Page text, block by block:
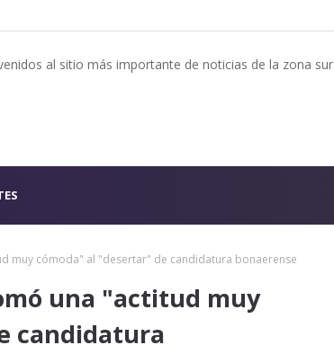
al sitio más importante de noticias de la zona sur
muy cómoda" al "desertar" de candidatura bonaerense
una "actitud muy
candidatura